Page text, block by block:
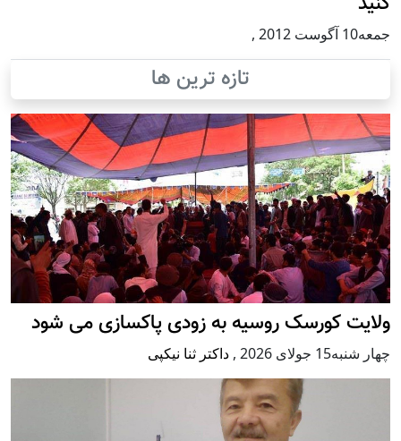
جمعه10 آگوست 2012 ,
تازه ترین ها
ولایت کورسک روسیه به زودی پاکسازی می شود
چهار شنبه15 جولای 2026 , داکتر ثنا نیکپی